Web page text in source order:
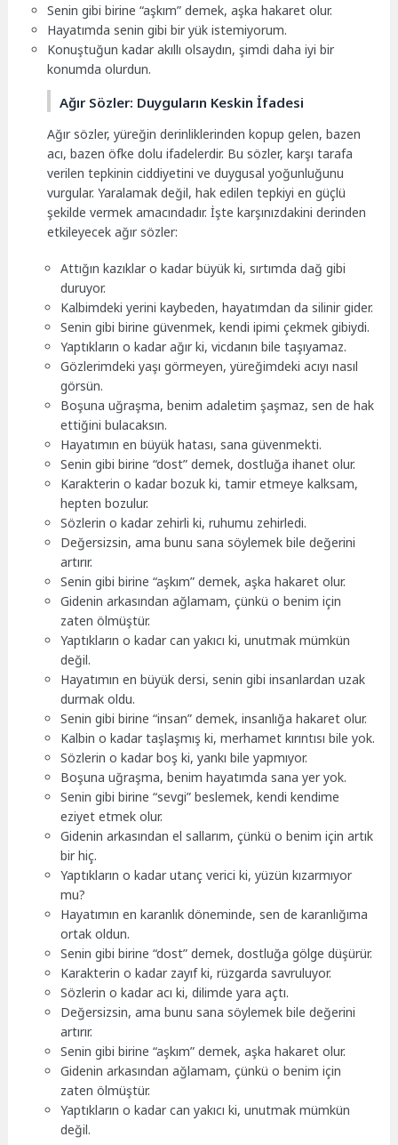
Senin gibi birine “aşkım” demek, aşka hakaret olur.
Hayatımda senin gibi bir yük istemiyorum.
Konuştuğun kadar akıllı olsaydın, şimdi daha iyi bir
konumda olurdun.
Ağır Sözler: Duyguların Keskin İfadesi
Ağır sözler, yüreğin derinliklerinden kopup gelen, bazen
acı, bazen öfke dolu ifadelerdir. Bu sözler, karşı tarafa
verilen tepkinin ciddiyetini ve duygusal yoğunluğunu
vurgular. Yaralamak değil, hak edilen tepkiyi en güçlü
şekilde vermek amacındadır. İşte karşınızdakini derinden
etkileyecek ağır sözler:
Attığın kazıklar o kadar büyük ki, sırtımda dağ gibi
duruyor.
Kalbimdeki yerini kaybeden, hayatımdan da silinir gider.
Senin gibi birine güvenmek, kendi ipimi çekmek gibiydi.
Yaptıkların o kadar ağır ki, vicdanın bile taşıyamaz.
Gözlerimdeki yaşı görmeyen, yüreğimdeki acıyı nasıl
görsün.
Boşuna uğraşma, benim adaletim şaşmaz, sen de hak
ettiğini bulacaksın.
Hayatımın en büyük hatası, sana güvenmekti.
Senin gibi birine “dost” demek, dostluğa ihanet olur.
Karakterin o kadar bozuk ki, tamir etmeye kalksam,
hepten bozulur.
Sözlerin o kadar zehirli ki, ruhumu zehirledi.
Değersizsin, ama bunu sana söylemek bile değerini
artırır.
Senin gibi birine “aşkım” demek, aşka hakaret olur.
Gidenin arkasından ağlamam, çünkü o benim için
zaten ölmüştür.
Yaptıkların o kadar can yakıcı ki, unutmak mümkün
değil.
Hayatımın en büyük dersi, senin gibi insanlardan uzak
durmak oldu.
Senin gibi birine “insan” demek, insanlığa hakaret olur.
Kalbin o kadar taşlaşmış ki, merhamet kırıntısı bile yok.
Sözlerin o kadar boş ki, yankı bile yapmıyor.
Boşuna uğraşma, benim hayatımda sana yer yok.
Senin gibi birine “sevgi” beslemek, kendi kendime
eziyet etmek olur.
Gidenin arkasından el sallarım, çünkü o benim için artık
bir hiç.
Yaptıkların o kadar utanç verici ki, yüzün kızarmıyor
mu?
Hayatımın en karanlık döneminde, sen de karanlığıma
ortak oldun.
Senin gibi birine “dost” demek, dostluğa gölge düşürür.
Karakterin o kadar zayıf ki, rüzgarda savruluyor.
Sözlerin o kadar acı ki, dilimde yara açtı.
Değersizsin, ama bunu sana söylemek bile değerini
artırır.
Senin gibi birine “aşkım” demek, aşka hakaret olur.
Gidenin arkasından ağlamam, çünkü o benim için
zaten ölmüştür.
Yaptıkların o kadar can yakıcı ki, unutmak mümkün
değil.